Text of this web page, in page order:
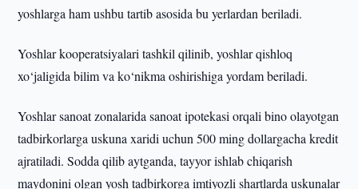
yoshlarga ham ushbu tartib asosida bu yerlardan beriladi.
Yoshlar kooperatsiyalari tashkil qilinib, yoshlar qishloq
xo‘jaligida bilim va ko‘nikma oshirishiga yordam beriladi.
Yoshlar sanoat zonalarida sanoat ipotekasi orqali bino olayotgan
tadbirkorlarga uskuna xaridi uchun 500 ming dollargacha kredit
ajratiladi. Sodda qilib aytganda, tayyor ishlab chiqarish
maydonini olgan yosh tadbirkorga imtiyozli shartlarda uskunalar